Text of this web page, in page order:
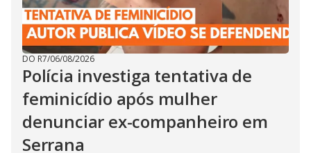
DO R7/06/08/2026
Polícia investiga tentativa de
feminicídio após mulher
denunciar ex-companheiro em
Serrana